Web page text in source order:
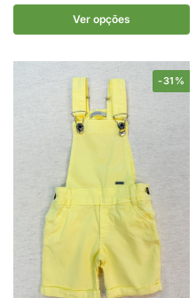
Ver opções
-31%